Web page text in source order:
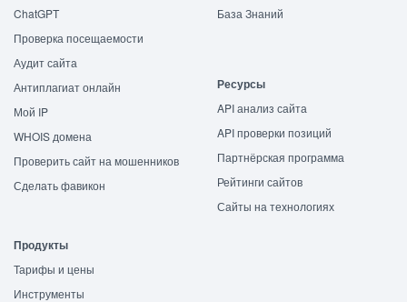
ChatGPT
Проверка посещаемости
Аудит сайта
Антиплагиат онлайн
Мой IP
WHOIS домена
Проверить сайт на мошенников
Сделать фавикон
База Знаний
Ресурсы
API анализ сайта
API проверки позиций
Партнёрская программа
Рейтинги сайтов
Сайты на технологиях
Продукты
Тарифы и цены
Инструменты